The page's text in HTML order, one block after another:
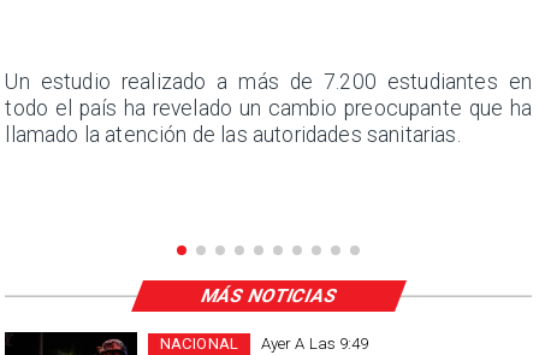
Un estudio realizado a más de 7.200 estudiantes en
todo el país ha revelado un cambio preocupante que ha
llamado la atención de las autoridades sanitarias.
Ayer A Las 9:49
NACIONAL
MÁS NOTICIAS